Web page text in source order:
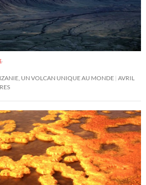
.
UN VOLCAN UNIQUE AU MONDE AVRIL